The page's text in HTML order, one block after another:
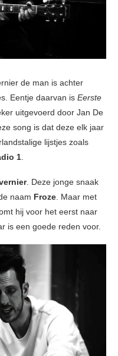
de man is achter
Eentje daarvan is Eerste
uitgevoerd door Jan De
song is dat deze elk jaar
lijstjes zoals
1.
. Deze jonge snaak
naam Froze. Maar met
hij voor het eerst naar
is een goede reden voor.